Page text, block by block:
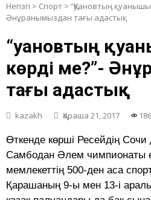
Негізгі > Спорт > “Қуановтың
Әнұранымыздан тағы адастық
“Қуановтың
көрді ме?”-
тағы адастық
kazakh Қараша 21, 2017 186
Өткенде көрші Ресейдің Сочи
Самбодан Әлем чимпионаты
мемлекеттің 500-ден аса
Қарашаның 9-ы мен 13-і